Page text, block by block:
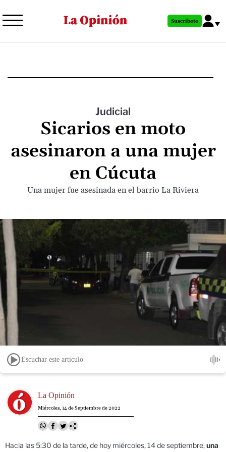
al
principal
Suscríbete
Judicial
Sicarios en moto
asesinaron a una mujer
en Cúcuta
Una mujer fue asesinada en el barrio La Riviera
Escuchar este artículo
Image La Opinión
Miércoles, 14 de Septiembre de 2022
Hacia las 5:30 de la tarde, de hoy miércoles, 14 de septiembre, una